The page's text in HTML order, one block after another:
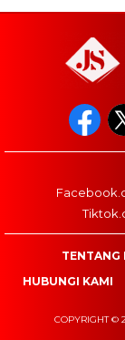
TENTANG
HUBUNGI KAMI
COPYRIGHT ©